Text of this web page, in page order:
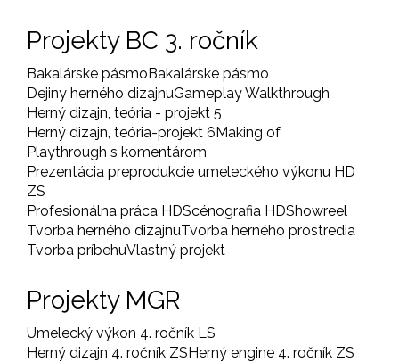
Projekty BC 3. ročník
Bakalárske pásmoBakalárske pásmo
Dejiny herného dizajnuGameplay Walkthrough
Herný dizajn, teória - projekt 5
Herný dizajn, teória-projekt 6Making of
Playthrough s komentárom
Prezentácia preprodukcie umeleckého výkonu HD
ZS
Profesionálna práca HDScénografia HDShowreel
Tvorba herného dizajnuTvorba herného prostredia
Tvorba príbehuVlastný projekt
Projekty MGR
Umelecký výkon 4. ročník LS
Herný dizajn 4. ročník ZSHerný engine 4. ročník ZS